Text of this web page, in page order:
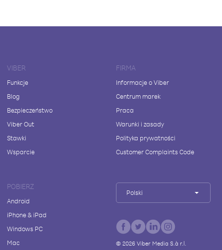
VIBER
Funkcje
Blog
Bezpieczeństwo
Viber Out
Stawki
Wsparcie
FIRMA
Informacje o Viber
Centrum marek
Praca
Warunki i zasady
Polityka prywatności
Customer Complaints Code
POBIERZ
Android
iPhone & iPad
Windows PC
Mac
Polski
© 2026Viber Media S.à r.l.